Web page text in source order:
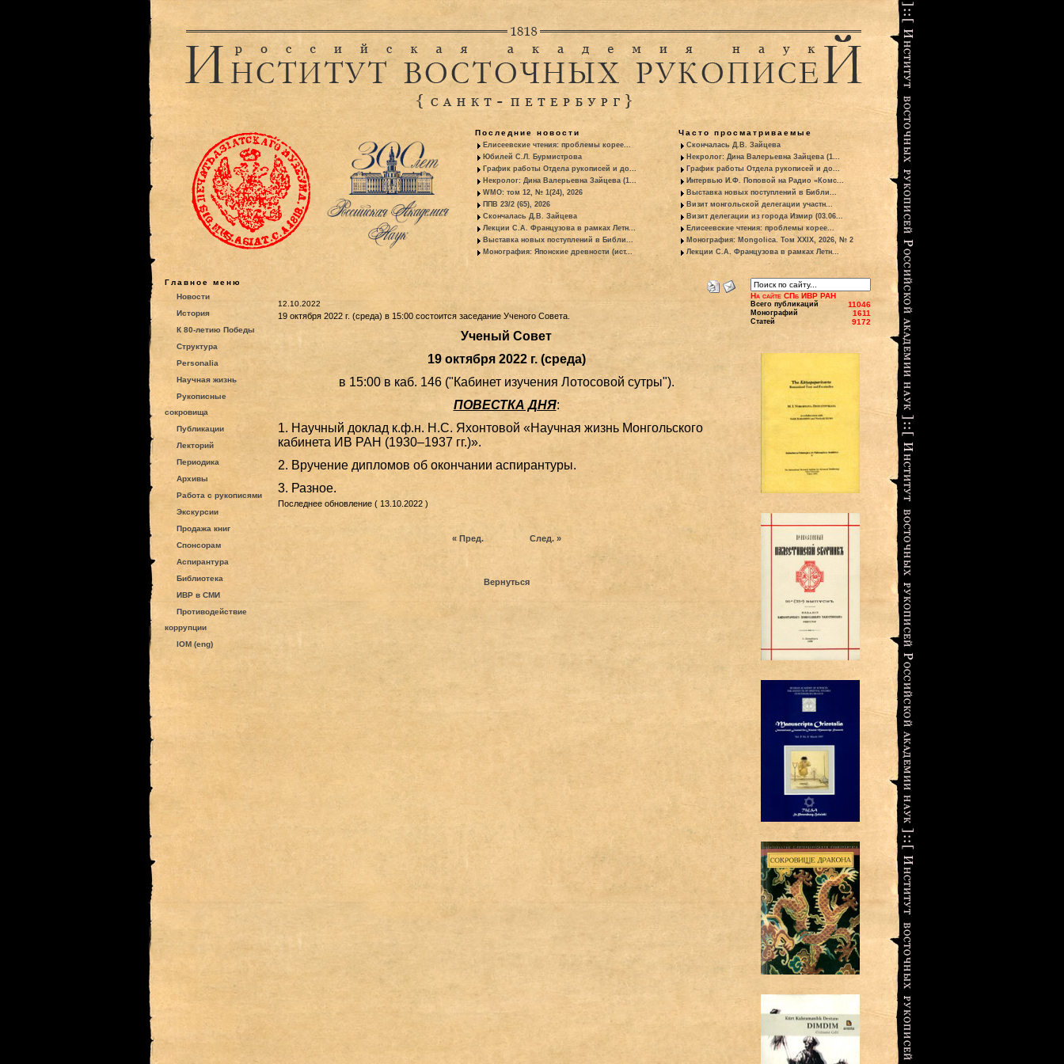
Последние новости
Елисеевские чтения: проблемы корее...
Юбилей С.Л. Бурмистрова
График работы Отдела рукописей и до...
Некролог: Дина Валерьевна Зайцева (1...
WMO: том 12, № 1(24), 2026
ППВ 23/2 (65), 2026
Скончалась Д.В. Зайцева
Лекции С.А. Французова в рамках Летн...
Выставка новых поступлений в Библи...
Монография: Японские древности (ист...
Часто просматриваемые
Скончалась Д.В. Зайцева
Некролог: Дина Валерьевна Зайцева (1...
График работы Отдела рукописей и до...
Интервью И.Ф. Поповой на Радио «Комс...
Выставка новых поступлений в Библи...
Визит монгольской делегации участн...
Визит делегации из города Измир (03.06...
Елисеевские чтения: проблемы корее...
Монография: Mongolica. Том XXIX, 2026, № 2
Лекции С.А. Французова в рамках Летн...
Главное меню
Новости
История
К 80-летию Победы
Структура
Personalia
Научная жизнь
Рукописные
сокровища
Публикации
Лекторий
Периодика
Архивы
Работа с рукописями
Экскурсии
Продажа книг
Спонсорам
Аспирантура
Библиотека
ИВР в СМИ
Противодействие
коррупции
IOM (eng)
12.10.2022
19 октября 2022 г. (среда) в 15:00 состоится заседание Ученого Совета.
Ученый Совет
19 октября 2022 г. (среда)
в 15:00 в каб. 146 ("Кабинет изучения Лотосовой сутры").
ПОВЕСТКА ДНЯ:
1. Научный доклад к.ф.н. Н.С. Яхонтовой «Научная жизнь Монгольского
кабинета ИВ РАН (1930–1937 гг.)».
2. Вручение дипломов об окончании аспирантуры.
3. Разное.
Последнее обновление ( 13.10.2022 )
« Пред. След. »
Вернуться
На сайте СПб ИВР РАН
Всего публикаций 11046
Монографий 1611
Статей 9172